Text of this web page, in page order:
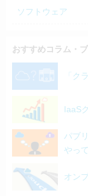
ソフトウェア
おすすめコラム・
「ク
IaaS
パブ
やっ
オン